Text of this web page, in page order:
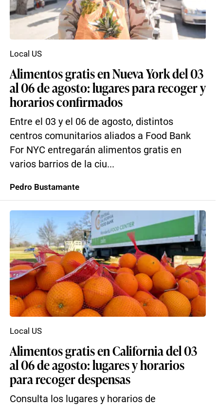
Alimentos gratis en Nueva York del 03
al 06 de agosto: lugares para recoger y
horarios confirmados
Entre el 03 y el 06 de agosto, distintos
centros comunitarios aliados a Food Bank
For NYC entregarán alimentos gratis en
varios barrios de la ciu...
Local US
Pedro Bustamante
Alimentos gratis en California del 03
al 06 de agosto: lugares y horarios
para recoger despensas
Consulta los lugares y horarios de
Local US